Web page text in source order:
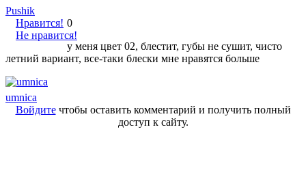
Pushik
Нравится!
Не нравится!
0
у меня цвет 02, блестит, губы не сушит, чисто
летний вариант, все-таки блески мне нравятся больше
umnica
Войдитечтобы оставить комментарий и получить полный
доступ к сайту.